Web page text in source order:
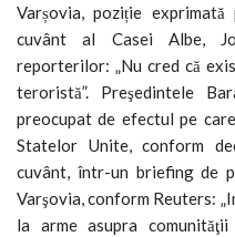
Varșovia, poziție
cuvânt al Casei Albe,
reporterilor: „Nu cred că
teroristă”. Preşedintele
preocupat de efectul pe
Statelor Unite, conform
cuvânt, într-un briefing de
Varşovia, conform Reuters:
la arme asupra